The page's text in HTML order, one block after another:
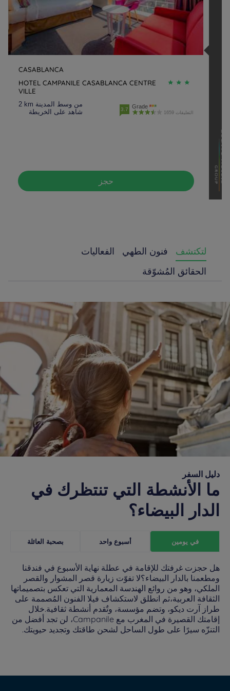
CASABLANCA
HOTEL CAMPANILE CASABLANCA CENTRE
VILLE
2 km من وسط المدينة
شاهد على الخريطة
3.7 Grade
1659 التعليقات
حجز
لتكتشف فنون الطهي
الفعاليات
الحقائق المُشوّقة
دليل السفر
ما الأنشطة التي تنتظرك في
الدار البيضاء؟
في يومين أسبوع واحد بصحبة العائلة
هل حجزت غرفتك للإقامة في عطلة نهاية الأسبوع في فندقنا
ومطعمنا بالدار البيضاء؟لا تفوّت زيارة قصر المشوار والقصر
الملكي، وهو من روائع الهندسة المعمارية التي تعكس بتصميماتها
الثقافة العربية،ثم انطلق لاستكشاف فيلا الفنون المُصممة على
طراز آرت ديكو، وتضم مؤسسة، وتٌقدم أنشطة ثقافية.خلال
إقامتك القصيرة في المغرب مع Campanile، لن تجد أفضل من
التنزّه سيرًا على طول الساحل لشحن طاقتك وتجديد حيويتك.
كامبانيلي فنادق في المغرب
Campanile الفنادق في الدار البيضاء